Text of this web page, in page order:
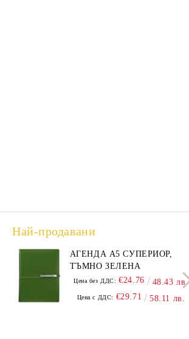
Най-продавани
АГЕНДА А5 СУПЕРИОР,
ТЪМНО ЗЕЛЕНА
Цена без ДДС: €24.76 48.43 лв.
Цена с ДДС: €29.71 58.11 лв.